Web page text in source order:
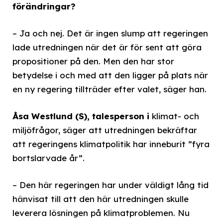
förändringar?
– Ja och nej. Det är ingen slump att regeringen
lade utredningen när det är för sent att göra
propositioner på den. Men den har stor
betydelse i och med att den ligger på plats när
en ny regering tillträder efter valet, säger han.
Åsa Westlund (S), talesperson i klimat- och
miljöfrågor, säger att utredningen bekräftar
att regeringens klimatpolitik har inneburit ”fyra
bortslarvade år”.
– Den här regeringen har under väldigt lång tid
hänvisat till att den här utredningen skulle
leverera lösningen på klimatproblemen. Nu